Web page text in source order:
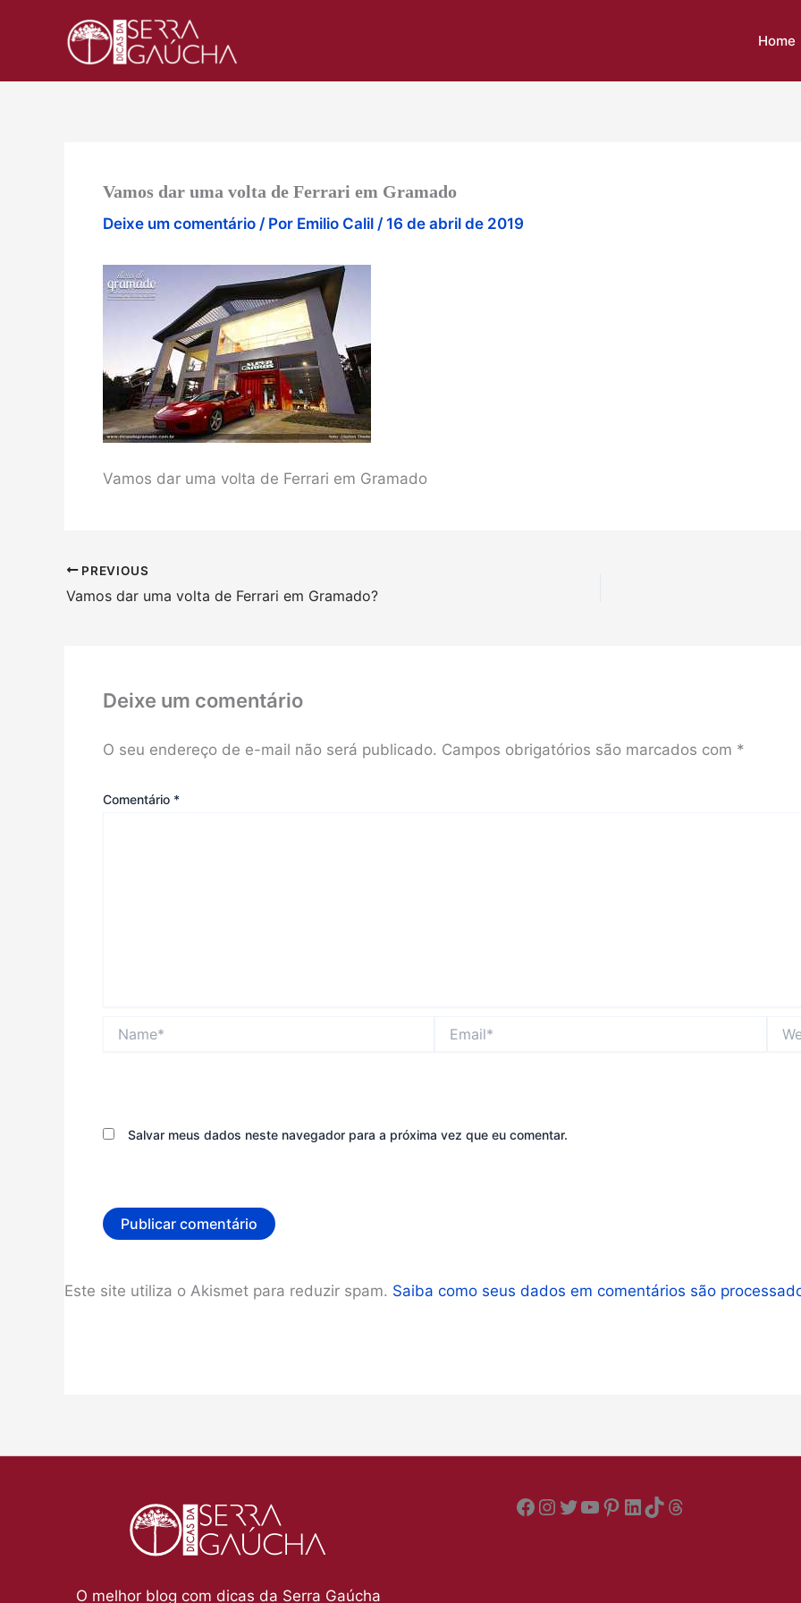
Home
Vamos dar uma volta de Ferrari em Gramado
Deixe um comentário / Por Emilio Calil / 16 de abril de 2019
Vamos dar uma volta de Ferrari em Gramado
PREVIOUS
Vamos dar uma volta de Ferrari em Gramado?
Deixe um comentário
O seu endereço de e-mail não será publicado. Campos obrigatórios são marcados com *
Comentário *
Salvar meus dados neste navegador para a próxima vez que eu comentar.
Este site utiliza o Akismet para reduzir spam. Saiba como seus dados em comentários são
O melhor blog com dicas da Serra Gaúcha
Facebook
Instagram
Twitter
YouTube
Pinterest
LinkedIn
TikTok
Threads